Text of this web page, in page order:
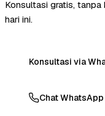
Konsultasi gratis, tanpa
hari ini.
Konsultasi via
Chat